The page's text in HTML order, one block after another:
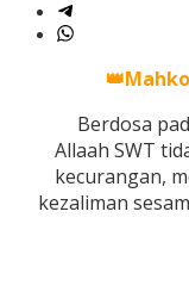
Berdosa
Allaah SWT
kecurangan,
kezaliman